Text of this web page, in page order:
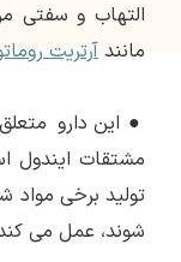
التهاب و سفتی
مانندآرتریت
● این دارو
مشتقات ایندول
تولید برخی مواد
شوند، عمل می